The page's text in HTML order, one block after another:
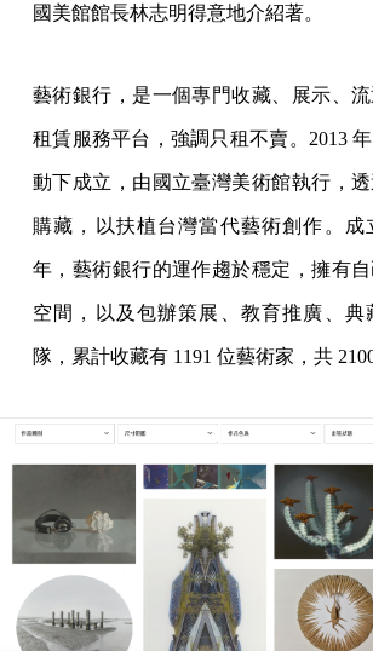
國美館館長林志明得意地介紹著。
藝術銀行，是一個專門收藏、展示、
租賃服務平台，強調只租不賣。2013
動下成立，由國立臺灣美術館執行，
購藏，以扶植台灣當代藝術創作。成
年，藝術銀行的運作趨於穩定，擁有
空間，以及包辦策展、教育推廣、典
隊，累計收藏有 1191 位藝術家，共